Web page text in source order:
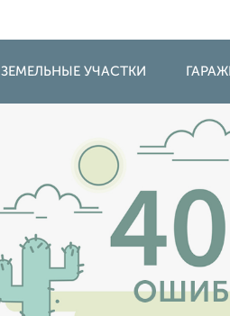
ЗЕМЕЛЬНЫЕ УЧАСТКИ